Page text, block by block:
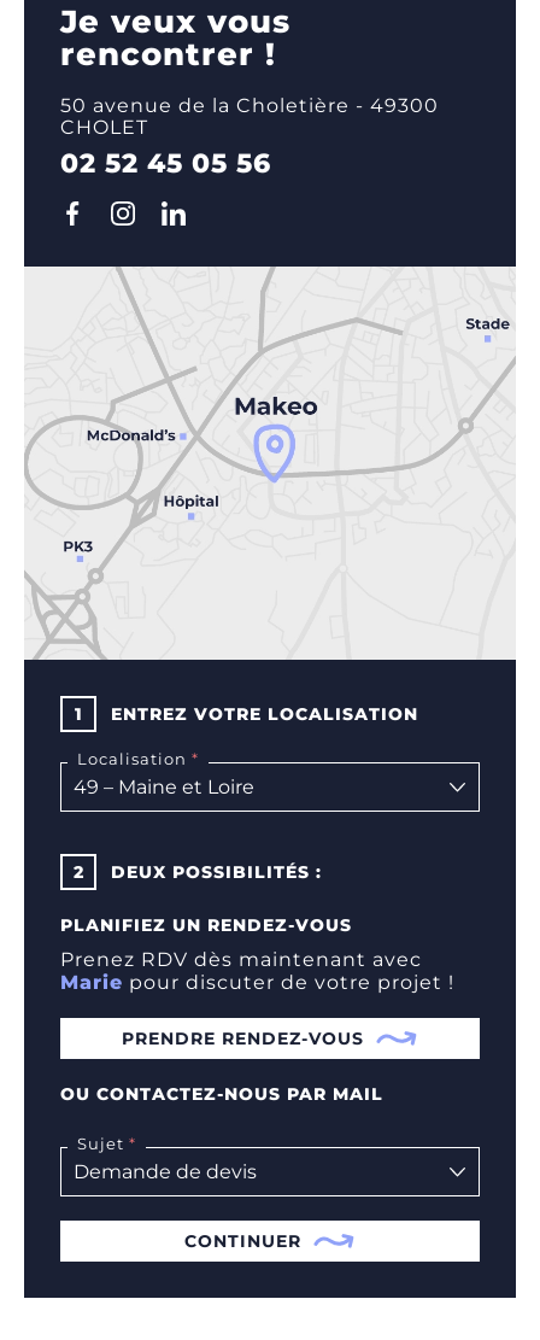
1 ENTREZ VOTRE LOCALISATION
Localisation
2 DEUX POSSIBILITÉS :
PLANIFIEZ UN RENDEZ-VOUS
Prenez RDV dès maintenant avec
Marie pour discuter de votre projet !
PRENDRE RENDEZ-VOUS
OU CONTACTEZ-NOUS PAR MAIL
Sujet
CONTINUER
Je veux vous
rencontrer !
50 avenue de la Choletière - 49300
CHOLET
02 52 45 05 56